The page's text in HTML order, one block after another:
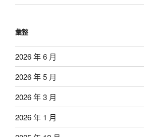
彙整
2026 年 6 月
2026 年 5 月
2026 年 3 月
2026 年 1 月